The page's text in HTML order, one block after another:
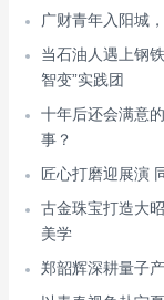
广财青年入阳城
当石油人遇上钢
智变”实践团
十年后还会满意
事？
匠心打磨迎展演
古金珠宝打造大
美学
郑韶辉深耕量子